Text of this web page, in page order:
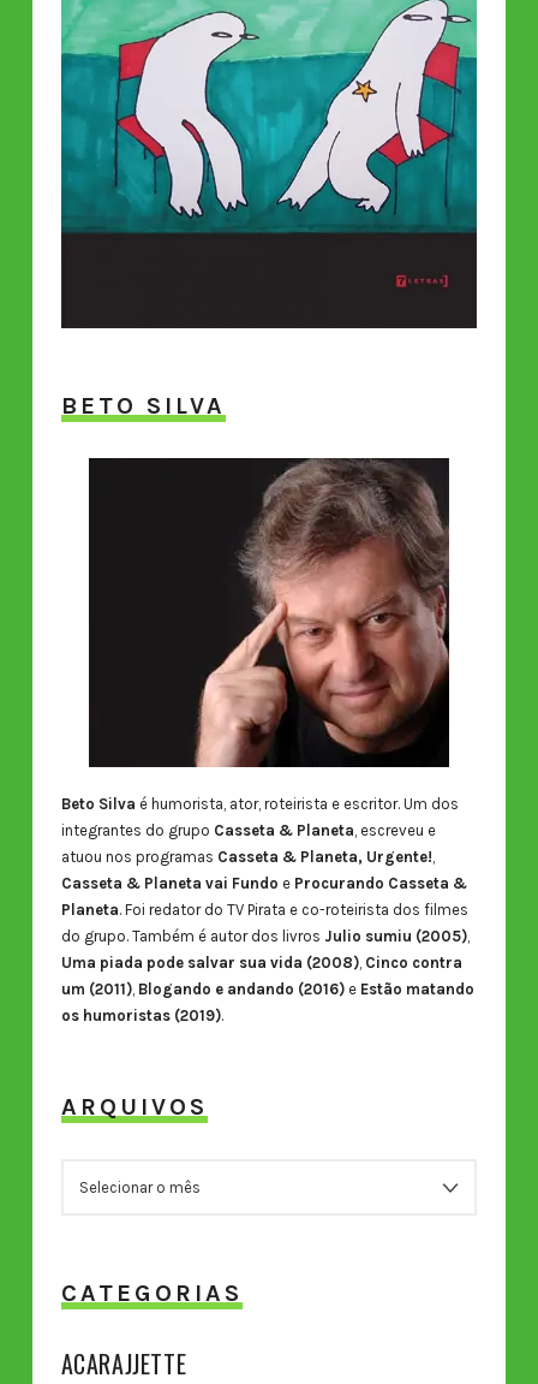
BETO SILVA
Beto Silva é humorista, ator, roteirista e escritor. Um dos
integrantes do grupo Casseta & Planeta, escreveu e
atuou nos programas Casseta & Planeta, Urgente!,
Casseta & Planeta vai Fundo e Procurando Casseta &
Planeta. Foi redator do TV Pirata e co-roteirista dos filmes
do grupo. Também é autor dos livros Julio sumiu (2005),
Uma piada pode salvar sua vida (2008), Cinco contra
um (2011), Blogando e andando (2016)e Estão matando
os humoristas (2019).
ARQUIVOS
CATEGORIAS
ACARAJJETTE